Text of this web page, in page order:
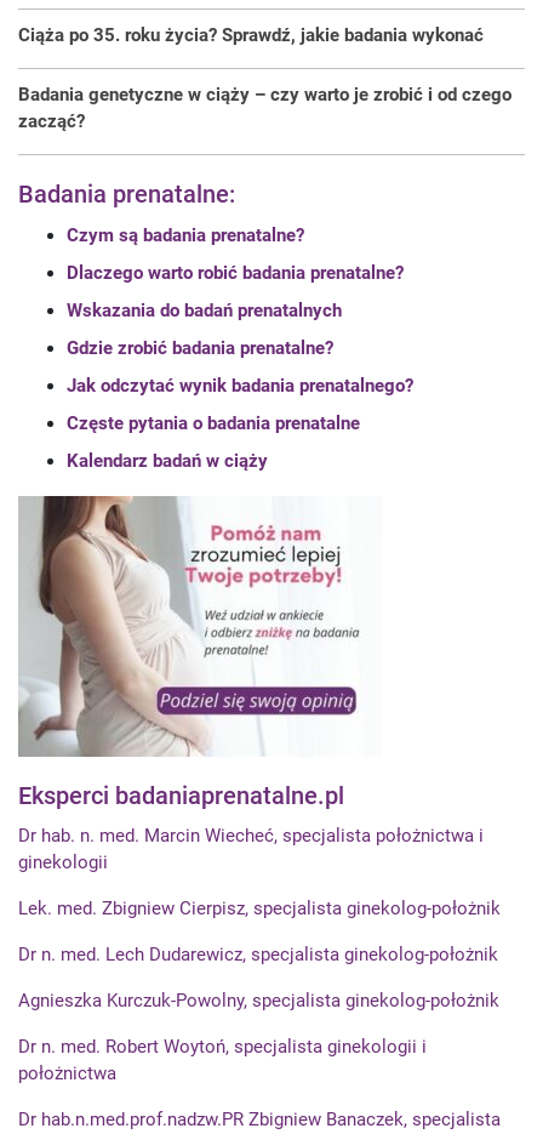
Ciąża po 35. roku życia? Sprawdź, jakie badania wykonać
Badania genetyczne w ciąży – czy warto je zrobić i od czego
zacząć?
Badania prenatalne:
Czym są badania prenatalne?
Dlaczego warto robić badania prenatalne?
Wskazania do badań prenatalnych
Gdzie zrobić badania prenatalne?
Jak odczytać wynik badania prenatalnego?
Częste pytania o badania prenatalne
Kalendarz badań w ciąży
Eksperci badaniaprenatalne.pl
Dr hab. n. med. Marcin Wiecheć, specjalista położnictwa i
ginekologii
Lek. med. Zbigniew Cierpisz, specjalista ginekolog-położnik
Dr n. med. Lech Dudarewicz, specjalista ginekolog-położnik
Agnieszka Kurczuk-Powolny, specjalista ginekolog-położnik
Dr n. med. Robert Woytoń, specjalista ginekologii i
położnictwa
Dr hab.n.med.prof.nadzw.PR Zbigniew Banaczek, specjalista